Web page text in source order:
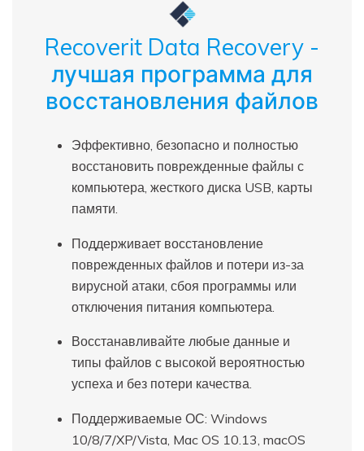
Recoverit Data Recovery -
лучшая программа для
восстановления файлов
Эффективно, безопасно и полностью
восстановить поврежденные файлы с
компьютера, жесткого диска USB, карты
памяти.
Поддерживает восстановление
поврежденных файлов и потери из-за
вирусной атаки, сбоя программы или
отключения питания компьютера.
Восстанавливайте любые данные и
типы файлов с высокой вероятностью
успеха и без потери качества.
Поддерживаемые ОС: Windows
10/8/7/XP/Vista, Mac OS 10.13, macOS